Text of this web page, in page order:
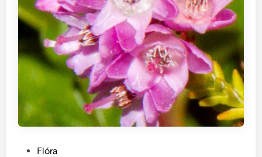
u
n
g
l
Flóra